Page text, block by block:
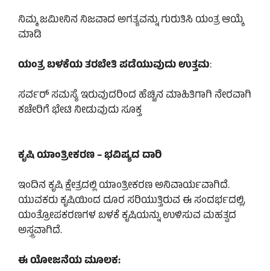
ನಿಮ್ಮ ಜಮೀನಿನ ನಿಜವಾದ ಅಗತ್ಯವನ್ನು ಗುರುತಿಸಿ ಯಂತ್ರ ಆಯ್ಕೆ
ಮಾಡಿ
ಯಂತ್ರ ಬಳಕೆಯ ತರಬೇತಿ ಪಡೆಯುವುದು ಉತ್ತಮ:
ಸರ್ವರ್ ಸಮಸ್ಯೆ ಇರುವುದರಿಂದ ಹೆಚ್ಚಿನ ಮಾಹಿತಿಗಾಗಿ ನೇರವಾಗಿ
ಕಚೇರಿಗೆ ಭೇಟಿ ನೀಡುವುದು ಸೂಕ್ತ
ಕೃಷಿ ಯಾಂತ್ರೀಕರಣ – ಭವಿಷ್ಯದ ದಾರಿ
ಇಂದಿನ ಕೃಷಿ ಕ್ಷೇತ್ರದಲ್ಲಿ ಯಾಂತ್ರೀಕರಣ ಅನಿವಾರ್ಯವಾಗಿದೆ.
ಯುವಕರು ಕೃಷಿಯಿಂದ ದೂರ ಸರಿಯುತ್ತಿರುವ ಈ ಸಂದರ್ಭದಲ್ಲಿ,
ಯಂತ್ರೋಪಕರಣಗಳ ಬಳಕೆ ಕೃಷಿಯನ್ನು ಉಳಿಸುವ ಮಹತ್ವದ
ಅಸ್ತ್ರವಾಗಿದೆ.
ಈ ಯೋಜನೆಯ ಮೂಲಕ: